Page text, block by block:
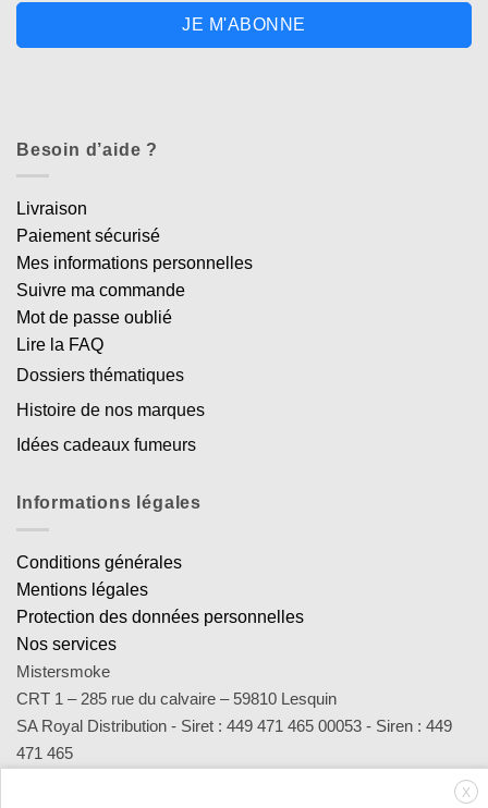
JE M'ABONNE
Besoin d’aide ?
Livraison
Paiement sécurisé
Mes informations personnelles
Suivre ma commande
Mot de passe oublié
Lire la FAQ
Dossiers thématiques
Histoire de nos marques
Idées cadeaux fumeurs
Informations légales
Conditions générales
Mentions légales
Protection des données personnelles
Nos services
Mistersmoke
CRT 1 – 285 rue du calvaire – 59810 Lesquin
SA Royal Distribution - Siret : 449 471 465 00053 - Siren : 449
471 465
X